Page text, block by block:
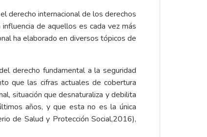
derecho internacional de los derechos
de aquellos es cada vez más
ha elaborado en diversos tópicos de
derecho fundamental a la seguridad
que las cifras actuales de cobertura
situación que desnaturaliza y debilita
años, y que esta no es la única
de Salud y Protección Social,2016),